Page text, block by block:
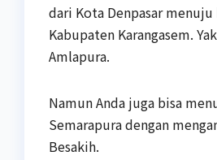
dari Kota Denpasar
Kabupaten Karangasem.
Amlapura.
Namun Anda juga bisa
Semarapura dengan
Besakih.